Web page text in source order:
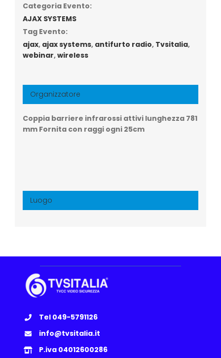
Categoria Evento:
AJAX SYSTEMS
Tag Evento:
ajax, ajax systems, antifurto radio, Tvsitalia,
webinar,wireless
Organizzatore
Coppia barriere infrarossi attivi lunghezza 781
mm Fornita con raggi ogni 25cm
Luogo
Tel 049-5791126
info@tvsitalia.it
P.iva 04012600286